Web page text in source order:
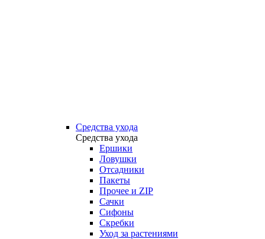
Средства ухода
Средства ухода
Ершики
Ловушки
Отсадники
Пакеты
Прочее и ZIP
Сачки
Сифоны
Скребки
Уход за растениями